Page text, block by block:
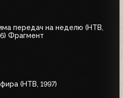
передач на неделю (НТВ,
Фрагмент
(НТВ, 1997)